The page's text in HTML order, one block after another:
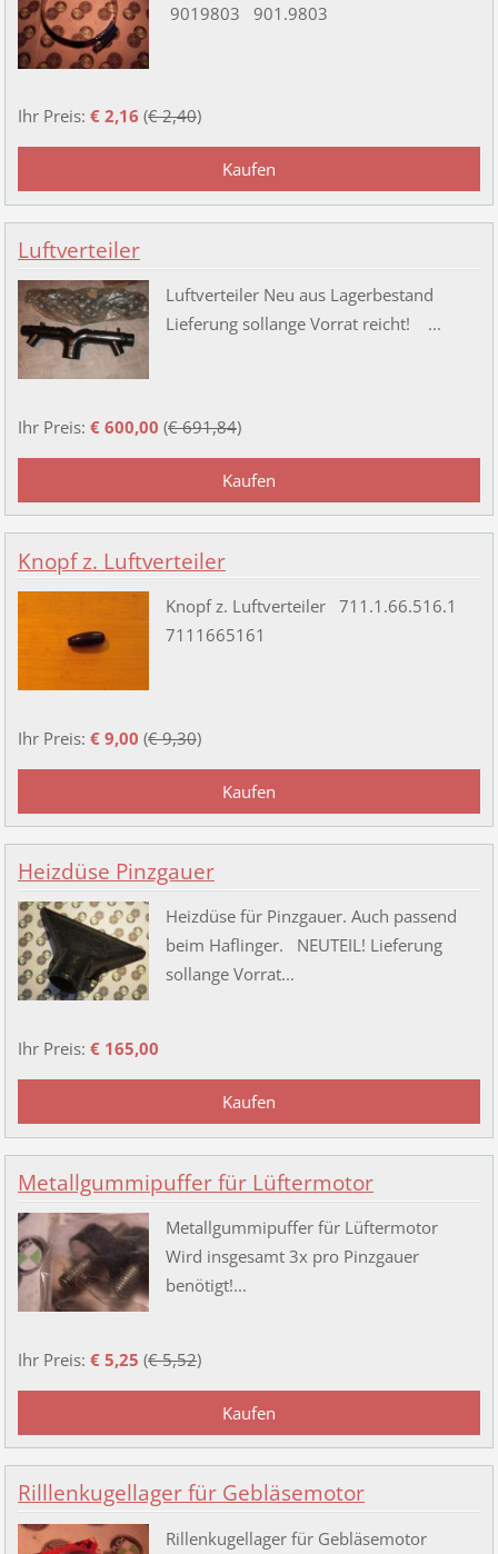
9019803 901.9803
Ihr Preis: € 2,16 (€ 2,40)
Luftverteiler
Luftverteiler Neu aus Lagerbestand
Lieferung sollange Vorrat reicht! ...
Ihr Preis: € 600,00 (€ 691,84)
Knopf z. Luftverteiler
Knopf z. Luftverteiler 711.1.66.516.1
7111665161
Ihr Preis: € 9,00 (€ 9,30)
Heizdüse Pinzgauer
Heizdüse für Pinzgauer. Auch passend
beim Haflinger. NEUTEIL! Lieferung
sollange Vorrat...
Ihr Preis: € 165,00
Metallgummipuffer für Lüftermotor
Metallgummipuffer für Lüftermotor
Wird insgesamt 3x pro Pinzgauer
benötigt!...
Ihr Preis: € 5,25 (€ 5,52)
Rilllenkugellager für Gebläsemotor
Rillenkugellager für Gebläsemotor